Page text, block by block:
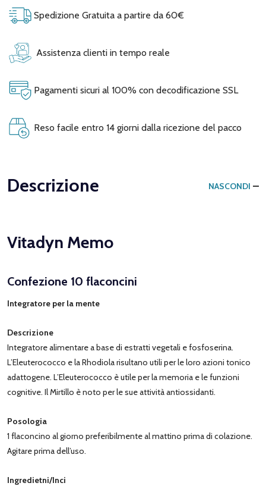
Spedizione Gratuita a partire da 60€
Assistenza clienti in tempo reale
Pagamenti sicuri al 100% con decodificazione SSL
Reso facile entro 14 giorni dalla ricezione del pacco
Descrizione NASCONDI
Vitadyn Memo
Confezione 10 flaconcini
Integratore per la mente
Descrizione
Integratore alimentare a base di estratti vegetali e fosfoserina.
L’Eleuterococco e la Rhodiola risultano utili per le loro azioni tonico
adattogene. L’Eleuterococco è utile per la memoria e le funzioni
cognitive. Il Mirtillo è noto per le sue attività antiossidanti.
Posologia
1 flaconcino al giorno preferibilmente al mattino prima di colazione.
Agitare prima dell’us​​​​​​​o.
Ingredietni/Inci